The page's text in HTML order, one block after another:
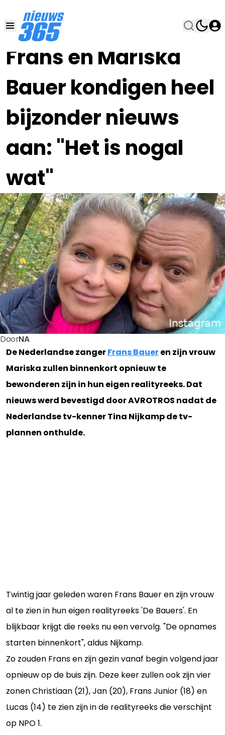
Frans en Mariska
Bauer kondigen heel
bijzonder nieuws
aan: "Het is nogal
wat"
25 NOV 2023, 15:00
DoorNA
De Nederlandse zangerFrans Baueren zijn vrouw
Mariska zullen binnenkort opnieuw te
bewonderen zijn in hun eigen realityreeks. Dat
nieuws werd bevestigd door AVROTROS nadat de
Nederlandse tv-kenner Tina Nijkamp de tv-
plannen onthulde.
Twintig jaar geleden waren Frans Bauer en zijn vrouw
al te zien in hun eigen realityreeks 'De Bauers'. En
blijkbaar krijgt die reeks nu een vervolg. "De opnames
starten binnenkort", aldus Nijkamp.
Zo zouden Frans en zijn gezin vanaf begin volgend jaar
opnieuw op de buis zijn. Deze keer zullen ook zijn vier
zonen Christiaan (21), Jan (20), Frans Junior (18) en
Lucas (14) te zien zijn in de realityreeks die verschijnt
op NPO 1.